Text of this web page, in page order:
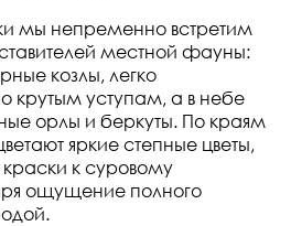
мы непременно встретим
местной фауны:
козлы, легко
крутым уступам, а в небе
орлы и беркуты. По краям
яркие степные цветы,
к суровому
ощущение полного